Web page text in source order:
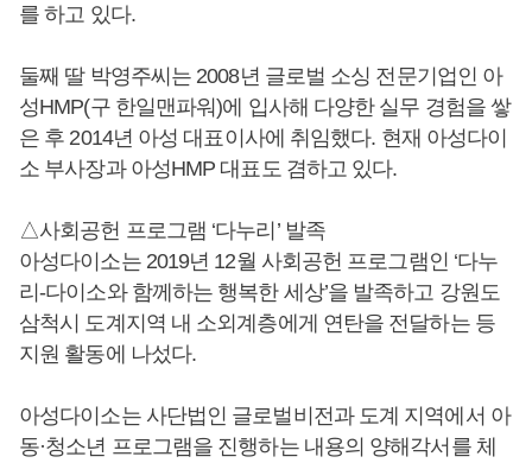
를 하고 있다.
둘째 딸 박영주씨는 2008년 글로벌 소싱 전문기업인 아
성HMP(구 한일맨파워)에 입사해 다양한 실무 경험을 쌓
은 후 2014년 아성 대표이사에 취임했다. 현재 아성다이
소 부사장과 아성HMP 대표도 겸하고 있다.
△사회공헌 프로그램 ‘다누리’ 발족
아성다이소는 2019년 12월 사회공헌 프로그램인 ‘다누
리-다이소와 함께하는 행복한 세상’을 발족하고 강원도
삼척시 도계지역 내 소외계층에게 연탄을 전달하는 등
지원 활동에 나섰다.
아성다이소는 사단법인 글로벌비전과 도계 지역에서 아
동·청소년 프로그램을 진행하는 내용의 양해각서를 체